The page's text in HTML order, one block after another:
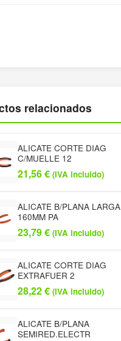
relacionados
ALICATE CORTE DIAG
C/MUELLE 12
21,56€ (IVA incluido)
ALICATE B/PLANA LARGA
160MM PA
23,79€ (IVA incluido)
ALICATE CORTE DIAG
EXTRAFUER 2
28,22€ (IVA incluido)
ALICATE B/PLANA
SEMIRED.ELECTR